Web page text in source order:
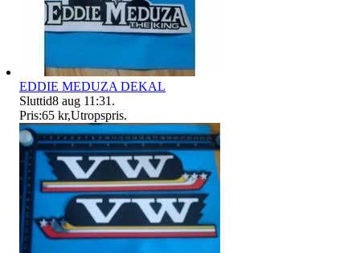
EDDIE MEDUZA DEKAL
Sluttid8 aug 11:31 .
Pris:65 kr,Utropspris.